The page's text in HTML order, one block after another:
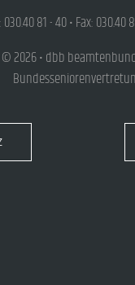
030.40 81 - 40 • Fax: 030.40
© 2026 • dbb